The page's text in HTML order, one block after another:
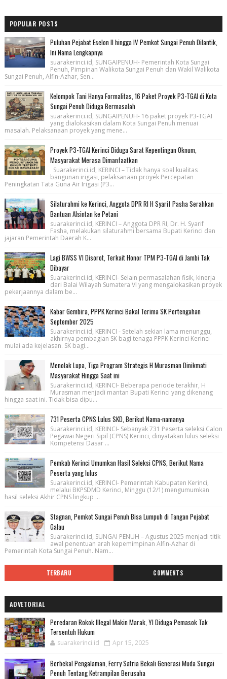
POPULAR POSTS
Puluhan Pejabat Eselon II hingga IV Pemkot Sungai Penuh Dilantik,
Ini Nama Lengkapnya
suarakerinci.id, SUNGAIPENUH- Pemerintah Kota Sungai
Penuh, Pimpinan Walikota Sungai Penuh dan Wakil Walikota
Sungai Penuh, Alfin-Azhar, Sen...
Kelompok Tani Hanya Formalitas, 16 Paket Proyek P3-TGAI di Kota
Sungai Penuh Diduga Bermasalah
suarakerinci.id, SUNGAIPENUH- 16 paket proyek P3-TGAI
yang dialokasikan dalam Kota Sungai Penuh menuai
masalah. Pelaksanaan proyek yang mene...
Proyek P3-TGAI Kerinci Diduga Sarat Kepentingan Oknum,
Masyarakat Merasa Dimanfaatkan
Suarakerinci.id, KERINCI – Tidak hanya soal kualitas
bangunan irigasi, pelaksanaan proyek Percepatan
Peningkatan Tata Guna Air Irigasi (P3...
Silaturahmi ke Kerinci, Anggota DPR RI H Syarif Pasha Serahkan
Bantuan Alsintan ke Petani
suarakerinci.id, KERINCI – Anggota DPR RI, Dr. H. Syarif
Fasha, melakukan silaturahmi bersama Bupati Kerinci dan
jajaran Pemerintah Daerah K...
Lagi BWSS VI Disorot, Terkait Honor TPM P3-TGAI di Jambi Tak
Dibayar
Suarakerinci.id, KERINCI- Selain permasalahan fisik, kinerja
dari Balai Wilayah Sumatera VI yang mengalokasikan proyek
pekerjaannya dalam be...
Kabar Gembira, PPPK Kerinci Bakal Terima SK Pertengahan
September 2025
Suarakerinci.id, KERINCI - Setelah sekian lama menunggu,
akhirnya pembagian SK bagi tenaga PPPK Kerinci Kerinci
mulai ada kejelasan. SK bagi...
Menolak Lupa, Tiga Program Strategis H Murasman Dinikmati
Masyarakat Hingga Saat ini
Suarakerinci.id, KERINCI- Beberapa periode terakhir, H
Murasman menjadi mantan Bupati Kerinci yang dikenang
hingga saat ini. Tidak bisa dipu...
731 Peserta CPNS Lulus SKD, Berikut Nama-namanya
Suarakerinci.id, KERINCI- Sebanyak 731 Peserta seleksi Calon
Pegawai Negeri Sipil (CPNS) Kerinci, dinyatakan lulus seleksi
Kompetensi Dasar ...
Pemkab Kerinci Umumkan Hasil Seleksi CPNS, Berikut Nama
Peserta yang lulus
Suarakerinci.id, KERINCI- Pemerintah Kabupaten Kerinci,
melalui BKPSDMD Kerinci, Minggu (12/1) mengumumkan
hasil seleksi Akhir CPNS lingkup ...
Stagnan, Pemkot Sungai Penuh Bisa Lumpuh di Tangan Pejabat
Galau
Suarakerinci.id, SUNGAI PENUH – Agustus 2025 menjadi titik
awal penentuan arah kepemimpinan Alfin-Azhar di
Pemerintah Kota Sungai Penuh. Nam...
TERBARU COMMENTS
ADVETORIAL
Peredaran Rokok Illegal Makin Marak, YI Diduga Pemasok Tak
Tersentuh Hukum
suarakerinci.id Apr 15, 2025
Berbekal Pengalaman, Ferry Satria Bekali Generasi Muda Sungai
Penuh Tentang Ketrampilan Berusaha